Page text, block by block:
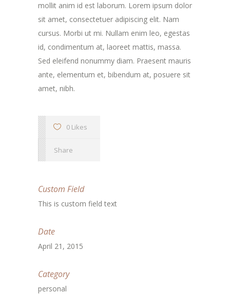
mollit anim id est laborum. Lorem ipsum dolor
sit amet, consectetuer adipiscing elit. Nam
cursus. Morbi ut mi. Nullam enim leo, egestas
id, condimentum at, laoreet mattis, massa.
Sed eleifend nonummy diam. Praesent mauris
ante, elementum et, bibendum at, posuere sit
amet, nibh.
0 Likes
Share
Custom Field
This is custom field text
Date
April 21, 2015
Category
personal